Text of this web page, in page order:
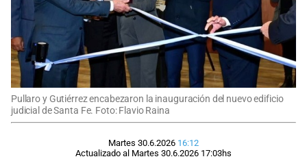
Pullaro y Gutiérrez encabezaron la inauguración del nuevo edificio
judicial de Santa Fe. Foto: Flavio Raina
Martes 30.6.2026 16:12
Actualizado al Martes 30.6.2026 17:03hs